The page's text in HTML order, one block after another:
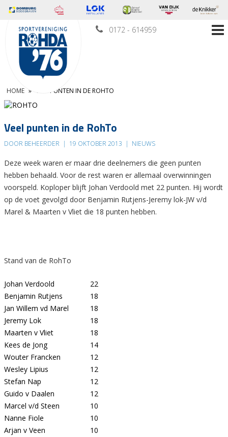
0172 - 614959
HOME » VEEL PUNTEN IN DE ROHTO
Veel punten in de RohTo
DOOR BEHEERDER | 19 OKTOBER 2013 | NIEUWS
Deze week waren er maar drie deelnemers die geen punten
hebben behaald. Voor de rest waren er allemaal overwinningen
voorspeld. Koploper blijft Johan Verdoold met 22 punten. Hij wordt
op de voet gevolgd door Benjamin Rutjens-Jeremy lok-JW v/d
Marel & Maarten v Vliet die 18 punten hebben.
Stand van de RohTo
Johan Verdoold
22
Benjamin Rutjens
18
Jan Willem vd Marel
18
Jeremy Lok
18
Maarten v Vliet
18
Kees de Jong
14
Wouter Francken
12
Wesley Lipius
12
Stefan Nap
12
Guido v Daalen
12
Marcel v/d Steen
10
Nanne Fiole
10
Arjan v Veen
10